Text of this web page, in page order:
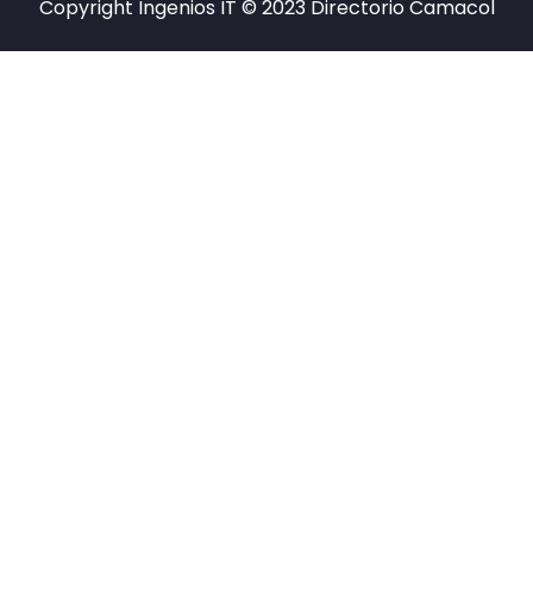
Copyright Ingenios IT © 2023 Directorio Camacol